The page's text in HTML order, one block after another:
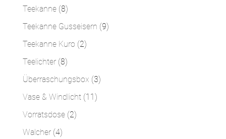
Teekanne 88
Produkte
Teekanne Gusseisern 99
Teekanne Kuro 22
Teelichter 88
Produkte
Überraschungsbox 33
Vase & Windlicht 11 11
Vorratsdose 22
Walcher 44